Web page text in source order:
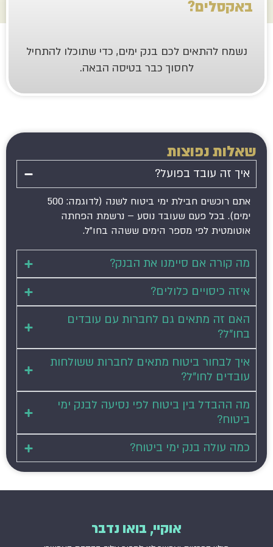
להתאים לכם בנק ימים, כדי שתוכלו להתחיל
לחסוך כבר בטיסה הבאה.
נפוצות
עובד בפועל?
אתם רוכשים חבילת ימי ביטוח לשנה (לדוגמה: 500
בכל פעם שעובד נוסע – נרשמת הפחתה
לפי מספר הימים ששהה בחו”ל.
אם סיימנו את הבנק?
כלולים?
מתאים גם לחברות עם עובדים
ביטוח מתאים לחברות ששולחות
לחו"ל?
בין ביטוח לפי נסיעה לבנק ימי
בנק ימי ביטוח?
אוקיי, בואו נדבר